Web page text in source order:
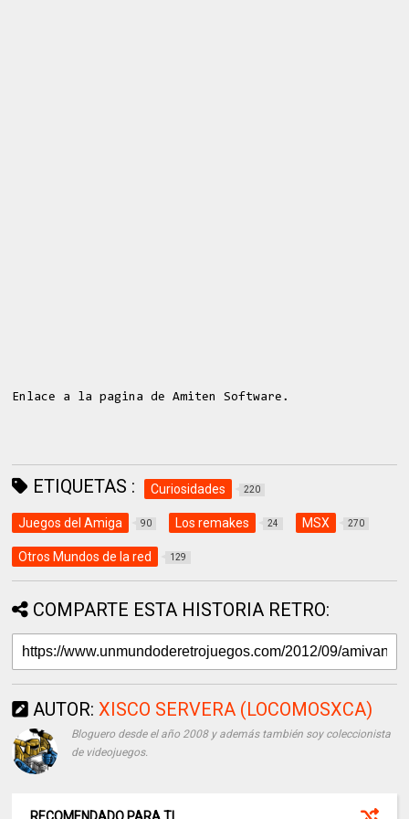
Enlace a la pagina de Amiten Software.
ETIQUETAS : Curiosidades 220
Juegos del Amiga 90 Los remakes 24 MSX 270
Otros Mundos de la red 129
COMPARTE ESTA HISTORIA RETRO:
AUTOR: XISCO SERVERA (LOCOMOSXCA)
Bloguero desde el año 2008 y además también soy coleccionista
de videojuegos.